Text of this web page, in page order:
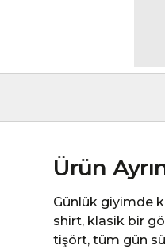
Ürün
Günlük giyimde
shirt, klasik bir
tişört, tüm gün